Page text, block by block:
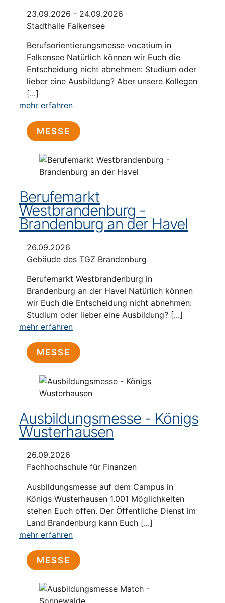
23.09.2026 - 24.09.2026
Stadthalle Falkensee
Berufsorientierungsmesse vocatium in
Falkensee Natürlich können wir Euch die
Entscheidung nicht abnehmen: Studium oder
lieber eine Ausbildung? Aber unsere Kollegen
[...]
mehr erfahren
MESSE
Berufemarkt
Westbrandenburg -
Brandenburg an der Havel
26.09.2026
Gebäude des TGZ Brandenburg
Berufemarkt Westbrandenburg in
Brandenburg an der Havel Natürlich können
wir Euch die Entscheidung nicht abnehmen:
Studium oder lieber eine Ausbildung? [...]
mehr erfahren
MESSE
Ausbildungsmesse - Königs
Wusterhausen
26.09.2026
Fachhochschule für Finanzen
Ausbildungsmesse auf dem Campus in
Königs Wusterhausen 1.001 Möglichkeiten
stehen Euch offen. Der Öffentliche Dienst im
Land Brandenburg kann Euch [...]
mehr erfahren
MESSE